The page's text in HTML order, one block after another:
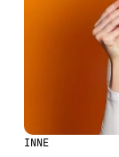
INNE